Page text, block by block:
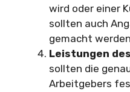
wird oder einer
sollten auch
gemacht
Leistungen
sollten die
Arbeitgebers